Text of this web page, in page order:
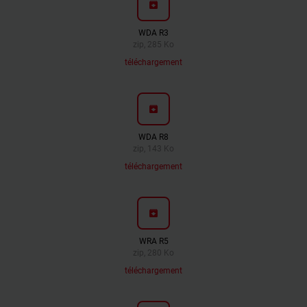
archive
WDA R3
zip, 285 Ko
téléchargement
archive
WDA R8
zip, 143 Ko
téléchargement
archive
WRA R5
zip, 280 Ko
téléchargement